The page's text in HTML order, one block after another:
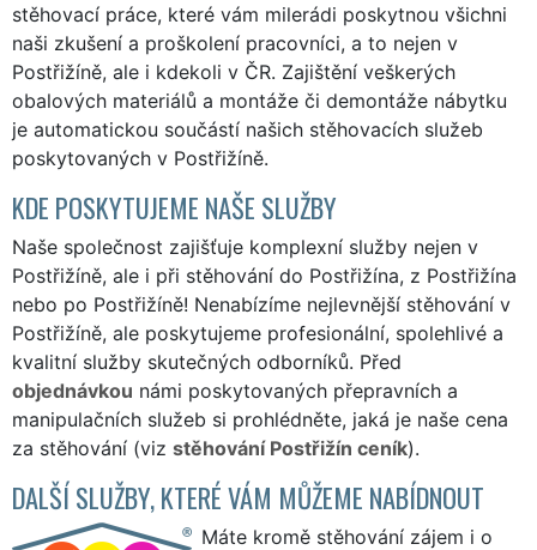
stěhovací práce, které vám milerádi poskytnou všichni
naši zkušení a proškolení pracovníci, a to nejen v
Postřižíně, ale i kdekoli v ČR. Zajištění veškerých
obalových materiálů a montáže či demontáže nábytku
je automatickou součástí našich stěhovacích služeb
poskytovaných v Postřižíně.
KDE POSKYTUJEME NAŠE SLUŽBY
Naše společnost zajišťuje komplexní služby nejen v
Postřižíně, ale i při stěhování do Postřižína, z Postřižína
nebo po Postřižíně! Nenabízíme nejlevnější stěhování v
Postřižíně, ale poskytujeme profesionální, spolehlivé a
kvalitní služby skutečných odborníků. Před
objednávkou námi poskytovaných přepravních a
manipulačních služeb si prohlédněte, jaká je naše cena
za stěhování (viz stěhování Postřižín ceník).
DALŠÍ SLUŽBY, KTERÉ VÁM MŮŽEME NABÍDNOUT
Máte kromě stěhování zájem i o